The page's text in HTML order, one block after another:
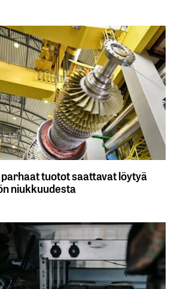
tuotot saattavat löytyä
niukkuudesta